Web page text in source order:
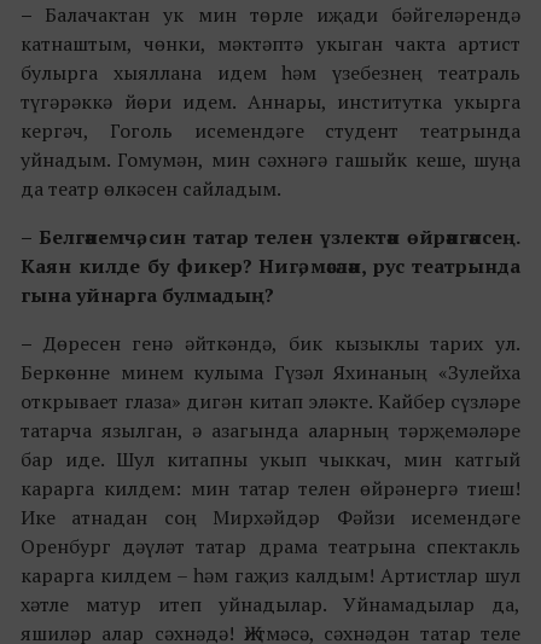
– Балачактан ук мин төрле иҗади бәйгеләрендә
катнаштым, чөнки, мәктәптә укыган чакта артист
булырга хыяллана идем һәм үзебезнең театраль
түгәрәккә йөри идем. Аннары, институтка укырга
кергәч, Гоголь исемендәге студент театрында
уйнадым. Гомумән, мин сәхнәгә гашыйк кеше, шуңа
да театр өлкәсен сайладым.
– Белгәнемчә, син татар телен үзлектән өйрәнгәнсең.
Каян килде бу фикер? Нигә, мәсәлән, рус театрында
гына уйнарга булмадың?
– Дөресен генә әйткәндә, бик кызыклы тарих ул.
Беркөнне минем кулыма Гүзәл Яхинаның «Зулейха
открывает глаза» дигән китап эләкте. Кайбер сүзләре
татарча язылган, ә азагында аларның тәрҗемәләре
бар иде. Шул китапны укып чыккач, мин катгый
карарга килдем: мин татар телен өйрәнергә тиеш!
Ике атнадан соң Мирхәйдәр Фәйзи исемендәге
Оренбург дәүләт татар драма театрына спектакль
карарга килдем – һәм гаҗиз калдым! Артистлар шул
хәтле матур итеп уйнадылар. Уйнамадылар да,
яшиләр алар сәхнәдә! Җитмәсә, сәхнәдән татар теле